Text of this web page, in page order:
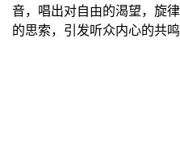
音，唱出对自由的渴望，旋
的思索，引发听众内心的共